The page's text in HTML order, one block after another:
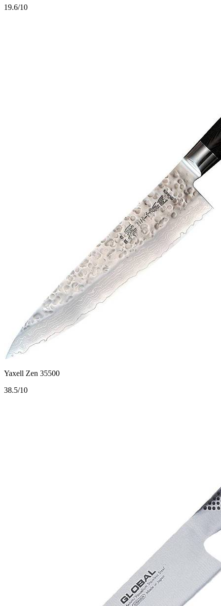
19.6/10
Yaxell Zen 35500
38.5/10